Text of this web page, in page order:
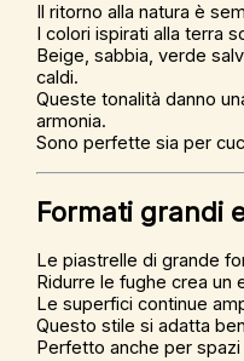
Il ritorno alla natura è
I colori ispirati alla terra
Beige, sabbia, verde
caldi.
Queste tonalità danno
armonia.
Sono perfette sia per
Formati grandi
Le piastrelle di grande
Ridurre le fughe crea
Le superfici continue
Questo stile si adatta
Perfetto anche per